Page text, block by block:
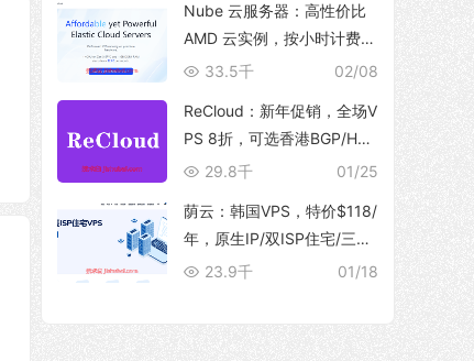
区
Nube 云服务器：高性价比
AMD 云实例，按小时计费，
10Gbps 大带宽，解锁流媒
02/08
33.5千
ReCloud：新年促销，全场V
PS 8折，可选香港BGP/HG
C、台湾TFN/Hinet家宽、马
01/25
29.8千
荫云：韩国VPS，特价$118/
年，原生IP/双ISP住宅/三网
优化直连/250M带宽@5T流
01/18
23.9千